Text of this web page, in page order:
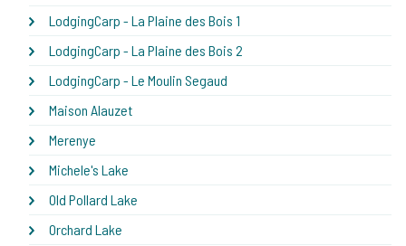
LodgingCarp - La Plaine des Bois 1
LodgingCarp - La Plaine des Bois 2
LodgingCarp - Le Moulin Segaud
Maison Alauzet
Merenye
Michele's Lake
Old Pollard Lake
Orchard Lake